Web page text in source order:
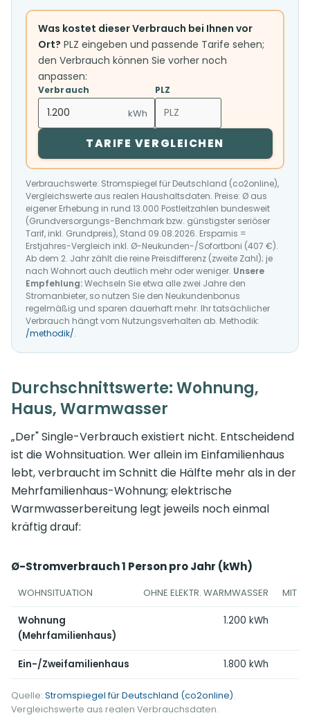
Was kostet dieser Verbrauch bei Ihnen vor
Ort? PLZ eingeben und passende Tarife sehen;
den Verbrauch können Sie vorher noch
anpassen:
Verbrauch
kWh
PLZ
TARIFE VERGLEICHEN
Verbrauchswerte: Stromspiegel für Deutschland (co2online),
Vergleichswerte aus realen Haushaltsdaten. Preise: Ø aus
eigener Erhebung in rund 13.000 Postleitzahlen bundesweit
(Grundversorgungs-Benchmark bzw. günstigster seriöser
Tarif, inkl. Grundpreis), Stand 09.08.2026. Ersparnis =
Erstjahres-Vergleich inkl. Ø-Neukunden-/Sofortboni (407 €).
Ab dem 2. Jahr zählt die reine Preisdifferenz (zweite Zahl); je
nach Wohnort auch deutlich mehr oder weniger. Unsere
Empfehlung:Wechseln Sie etwa alle zwei Jahre den
Stromanbieter, so nutzen Sie den Neukundenbonus
regelmäßig und sparen dauerhaft mehr. Ihr tatsächlicher
Verbrauch hängt vom Nutzungsverhalten ab. Methodik:
/methodik/.
Durchschnittswerte: Wohnung,
Haus, Warmwasser
„Der" Single-Verbrauch existiert nicht. Entscheidend
ist die Wohnsituation. Wer allein im Einfamilienhaus
lebt, verbraucht im Schnitt die Hälfte mehr als in der
Mehrfamilienhaus-Wohnung; elektrische
Warmwasserbereitung legt jeweils noch einmal
kräftig drauf:
Ø-Stromverbrauch 1 Person pro Jahr (kWh)
WOHNSITUATION OHNE ELEKTR. WARMWASSER MIT
Wohnung
(Mehrfamilienhaus)
1.200 kWh
Ein-/Zweifamilienhaus 1.800 kWh
Quelle: Stromspiegel für Deutschland (co2online).
Vergleichswerte aus realen Verbrauchsdaten.